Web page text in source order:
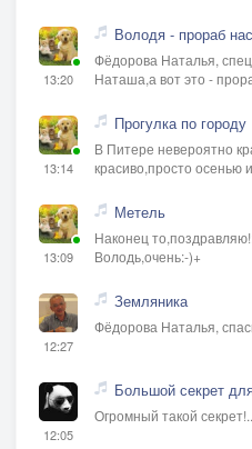
13:20
Володя - прораб
Фёдорова Наталья,
Наташа,а вот это -
13:14
Прогулка по городу
В Питере невероятно
красиво,просто осенью
13:09
Метель
Наконец
Володь,очень:-)+
12:27
Земляника
Фёдорова Наталья,
12:05
Большой секрет
Огромный такой